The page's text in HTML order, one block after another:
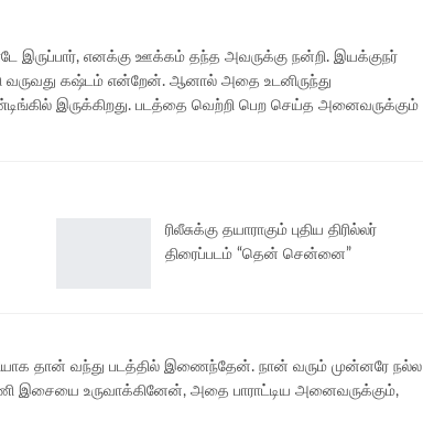
இருப்பார், எனக்கு ஊக்கம் தந்த அவருக்கு நன்றி. இயக்குநர்
கஷ்டம் என்றேன். ஆனால் அதை உடனிருந்து
இருக்கிறது. படத்தை வெற்றி பெற செய்த அனைவருக்கும்
ரிலீசுக்கு தயாராகும் புதிய திரில்லர்
திரைப்படம் “தென் சென்னை”
தான் வந்து படத்தில் இணைந்தேன். நான் வரும் முன்னரே நல்ல
இசையை உருவாக்கினேன், அதை பாராட்டிய அனைவருக்கும்,